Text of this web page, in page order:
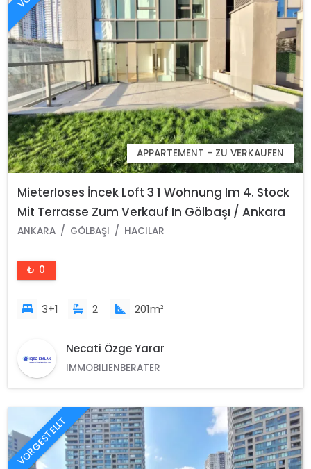
APPARTEMENT - ZU VERKAUFEN
Mieterloses İncek Loft 3 1 Wohnung Im 4. Stock
Mit Terrasse Zum Verkauf In Gölbaşı / Ankara
/Türkei
ANKARA GÖLBAŞI HACILAR
₺ 0
3+1 2 201m²
Necati Özge Yarar
IMMOBILIENBERATER
VORGESTELLT